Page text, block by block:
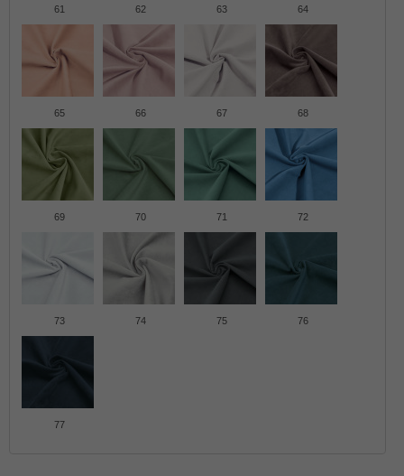
61 62 63 64
65 66 67 68
69 70 71 72
73 74 75 76
77